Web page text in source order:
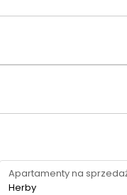
Apartamenty na
Herby